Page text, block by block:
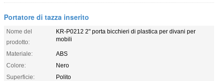
Portatore di tazza inserito
Nome del
prodotto:
KR-P0212 2" porta bicchieri di plastica per divani per
mobili
Materiale:
ABS
Colore:
Nero
Superficie:
Polito